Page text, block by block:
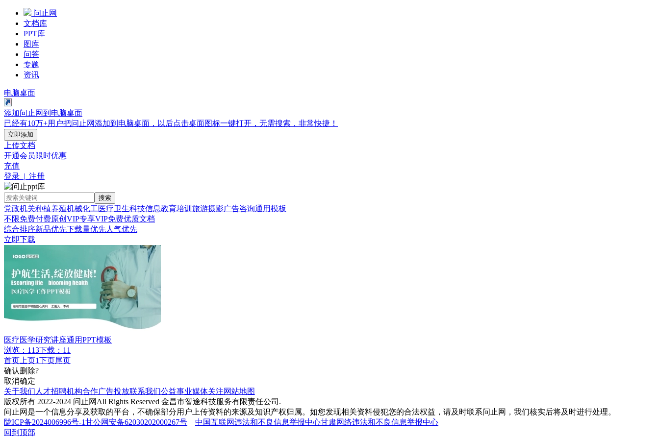
问止网
文档库
PPT库
图库
问答
专题
资讯
电脑桌面
添加问止网到电脑桌面
已经有10万+用户把问止网添加到电脑桌面，以后点击桌面图标一键打开，无需搜索，非常快捷！
立即添加
上传文档
开通会员限时优惠
充值
登录 | 注册
搜索
党政机关种植养殖机械化工医疗卫生科技信息教育培训 旅游摄影广告咨询通用模板
不限免费付费原创 VIP专享VIP免费优质文档
综合排序新品优先下载量优先人气优先
立即下载
医疗医学研究讲座通用PPT模板
浏览：113下载：11
首页 上页1下页尾页
确认删除?
取消确定
关于我们 人才招聘机构合作广告投放联系我们公益事业媒体关注网站地图
版权所有 2022-2024 问止网 All Rights Reserved 金昌市智途科技服务有限责任公司.
问止网是一个信息分享及获取的平台，不确保部分用户上传资料的来源及知识产权归属。如您发现相关资料侵犯您的合法权益，请及时联系问止网，我们核实后将及时进行处理。
陇ICP备2024006996号-1甘公网安备62030202000267号 中国互联网违法和不良信息举报中心甘肃网络违法和不良信息举报中心
回到顶部